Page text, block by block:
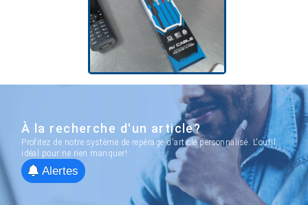
À la recherche d'un article?
Profitez de notre système de repérage d'article personnalisé. L'outil
idéal pour ne rien manquer!
Alertes